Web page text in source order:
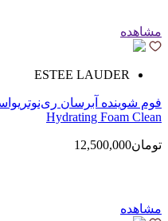
مشاهده
ESTEE LAUDER
Hydrating Foam Clean
تومان12,500,000
مشاهده